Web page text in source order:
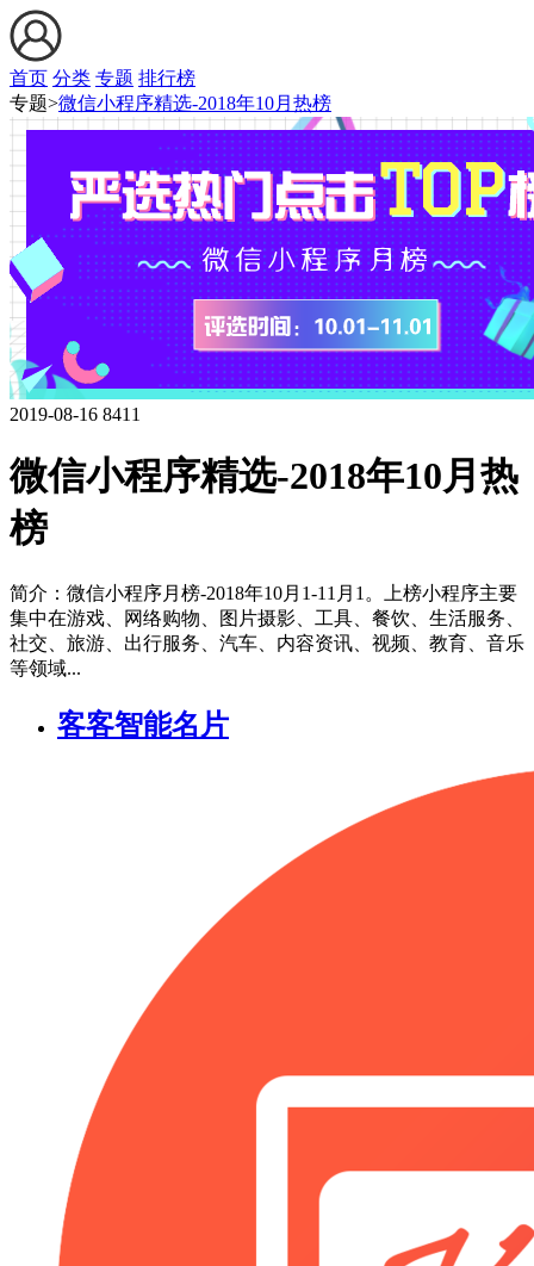
首页 分类 专题 排行榜
专题>微信小程序精选-2018年10月热榜
2019-08-16 8411
微信小程序精选-2018年10月热
榜
简介：微信小程序月榜-2018年10月1-11月1。上榜小程序主要
集中在游戏、网络购物、图片摄影、工具、餐饮、生活服务、
社交、旅游、出行服务、汽车、内容资讯、视频、教育、音乐
等领域...
客客智能名片